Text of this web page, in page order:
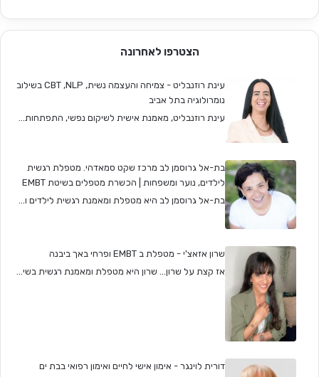
הצטרפו לאחרונה
עינת רוזנבליט - צמיחה והעצמה נשית, CBT ,NLP בשילוב
נומרולוגיה בתל אביב
עינת רוזנבליט, מאמנת אישית לשיקום נפשי, התפתחות...
בת-אל גרוסמן לב מרכז שקט סמאדהי. מטפלת רגשית
לילדים, נוער ומשפחות | הכשרת מטפלים בשיטת EMBT
בת-אל גרוסמן לב היא מטפלת ומאמנת רגשית לילדים ו...
שרון אזאצ'י - מטפלת ב EMBT ופרחי באך ביבנה
אז קצת על שרון… שרון היא מטפלת ומאמנת רגשית בשי...
דורית לוינגר - אימון אישי לחיים ואימון רפואי בבת ים